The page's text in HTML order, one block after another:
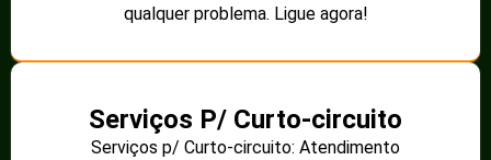
qualquer problema. Ligue agora!
Serviços P/ Curto-circuito
Serviços p/ Curto-circuito: Atendimento